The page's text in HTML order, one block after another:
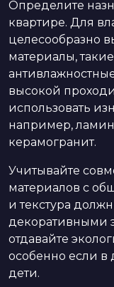
Определите
квартире. Для
целесообразно
материалы,
высокой
использовать
например,
керамогранит.
Учитывайте
материалов с
и текстура
декоративными
отдавайте
особенно если
дети.